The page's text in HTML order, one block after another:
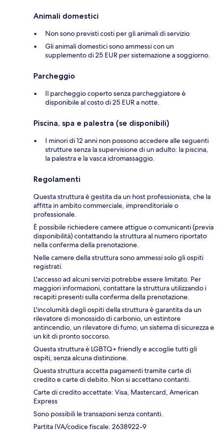
Animali domestici
Non sono previsti costi per gli animali di servizio
Gli animali domestici sono ammessi con un
supplemento di 25 EUR per sistemazione a soggiorno.
Parcheggio
Il parcheggio coperto senza parcheggiatore è
disponibile al costo di 25 EUR a notte.
Piscina, spa e palestra (se disponibili)
I minori di 12 anni non possono accedere alle seguenti
strutture senza la supervisione di un adulto: la piscina,
la palestra e la vasca idromassaggio.
Regolamenti
Questa struttura è gestita da un host professionista, che la
affitta in ambito commerciale, imprenditoriale o
professionale.
È possibile richiedere camere attigue o comunicanti (previa
disponibilità) contattando la struttura al numero riportato
nella conferma della prenotazione.
Nelle camere della struttura sono ammessi solo gli ospiti
registrati.
L'accesso ad alcuni servizi potrebbe essere limitato. Per
maggiori informazioni, contattare la struttura utilizzando i
recapiti presenti sulla conferma della prenotazione.
L'incolumità degli ospiti della struttura è garantita da un
rilevatore di monossido di carbonio, un estintore
antincendio, un rilevatore di fumo, un sistema di sicurezza e
un kit di pronto soccorso.
Questa struttura è LGBTQ+ friendly e accoglie tutti gli
ospiti, senza alcuna distinzione.
Questa struttura accetta pagamenti tramite carte di
credito e carte di debito. Non si accettano contanti.
Carte di credito accettate: Visa, Mastercard, American
Express
Sono possibili le transazioni senza contanti.
Partita IVA/codice fiscale: 2638922-9